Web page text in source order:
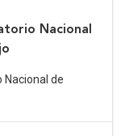
Nacional
de